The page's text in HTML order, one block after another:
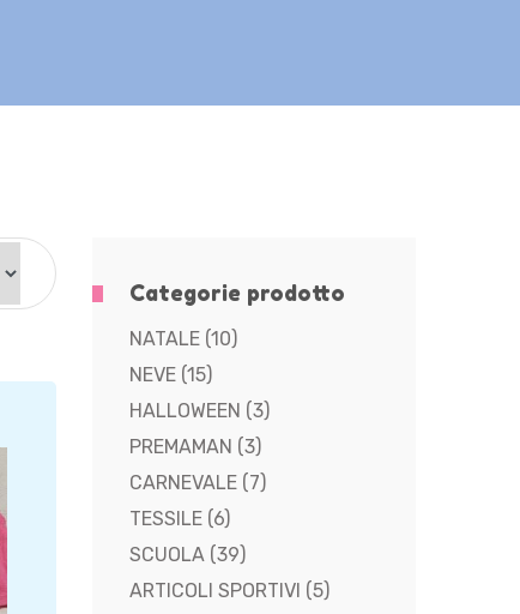
Categorie prodotto
NATALE (10)
NEVE (15)
HALLOWEEN (3)
PREMAMAN (3)
CARNEVALE (7)
TESSILE (6)
SCUOLA (39)
ARTICOLI SPORTIVI (5)